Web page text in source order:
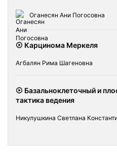
Оганесян Ани Погосовна
Карцинома Меркеля
Агбалян Рима Шагеновна
Базальноклеточный и
тактика ведения
Никулушкина Светлана